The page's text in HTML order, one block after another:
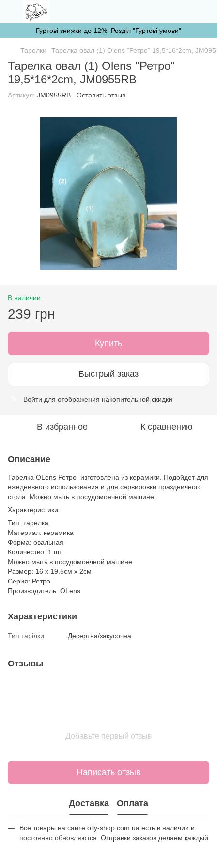
Гуртові знижки до 12%! Розділ "Гуртові умови"
Тарелки Тарелка овал (1) Olens "Ретро" 19,5*16*2cm,
Тарелка овал (1) Olens "Ретро"
19,5*16*2cm, JM0955RB
Артикул: JM0955RB Оставить отзыв
В наличии
239 грн
Купить
Быстрый заказ
Войти для отображения накопительной скидки
В избранное К сравнению
Описание
Тарелка OLens Ретро изготовлена из керамики. Подойдет для
ежедневного использования и для сервировки праздничного
стола. Можно мыть в посудомоечной машине.
Характеристики:
Тип: тарелка
Материал: керамика
Форма: овальная
Количество: 1 шт
Можно мыть в посудомоечной машине
Размер: 16 х 19.5см х 2см
Серия: Ретро
Производитель: OLens
Характеристики
Тип тарілки Десертна/закусочна
Отзывы
Добавьте первый отзыв
Написать отзыв
Доставка Оплата
Все товары на сайте olly-shop.com.ua есть в наличии и
постоянно обновляются. Отправки заказов делаем каждый